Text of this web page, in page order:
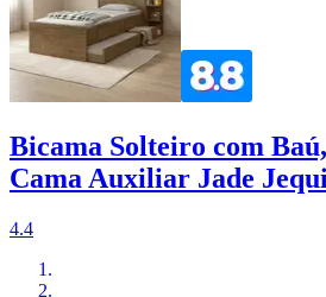
Bicama Solteiro com
Cama Auxiliar Jade
4.4